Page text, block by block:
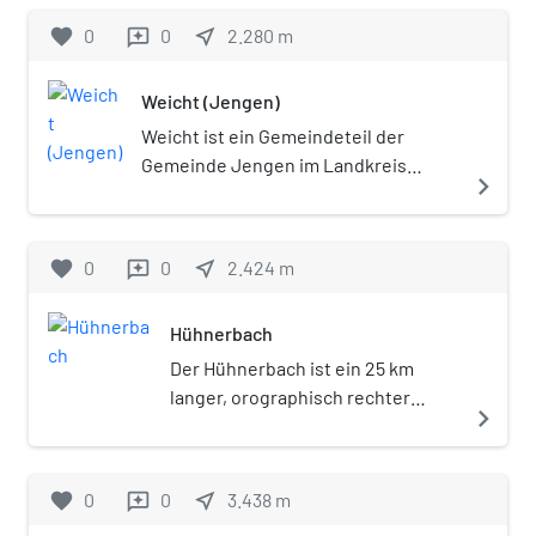
favorite 0 reviews 0 near_me 2.280 m
Weicht (Jengen)
Weicht ist ein Gemeindeteil der
Gemeinde Jengen im Landkreis
navigate_next
favorite 0 reviews 0 near_me 2.424 m
Hühnerbach
Der Hühnerbach ist ein 25 km
langer, orographisch rechter
Bayern.
navigate_next
favorite 0 reviews 0 near_me 3.438 m